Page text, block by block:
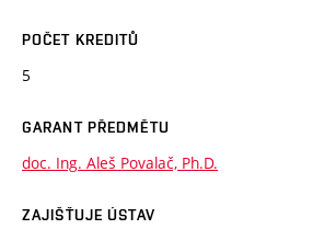
POČET KREDITŮ
5
GARANT PŘEDMĚTU
doc. Ing. Aleš Povalač, Ph.D.
ZAJIŠŤUJE ÚSTAV